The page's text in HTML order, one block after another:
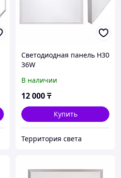
Светодиодная панель H30
36W
В наличии
12 000₸
Купить
Территория света